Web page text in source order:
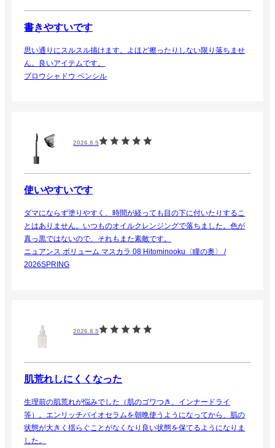
書きやすいです
思い通りにスルスル描けます。よほど擦ったりしない限り落ちませ
ん。良いアイテムです。
ブロウシャドウ ペンシル
2026.8.5
使いやすいです
ダマにならず塗りやすく、時間が経っても目の下に付いたりするこ
とはありません。いつものオイルクレンジングで落ちました。色が
真っ黒ではないので、それもまた素敵です。
ニュアンス ボリューム マスカラ 08 Hitominooku〈瞳の奥〉 /
2026SPRING
2026.8.5
肌荒れしにくくなった
生理前の肌荒れが悩みでした（肌のゴワつき、インナードライ
等）。エンリッチバイオセラムを朝晩使うようになってから、肌の
状態が大きく揺らぐことがなくなり良い状態を保てるようになりま
した。